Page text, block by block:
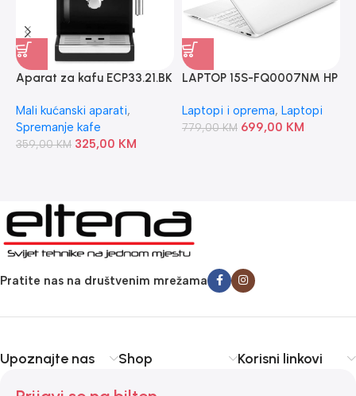
Aparat za kafu ECP33.21.BK
Mali kućanski aparati,
Spremanje kafe
359,00KM 325,00 KM
LAPTOP 15S-FQ0007NM HP
Laptopi i oprema, Laptopi
779,00KM 699,00 KM
Pratite nas na društvenim mrežama
Upoznajte nas Shop Korisni linkovi